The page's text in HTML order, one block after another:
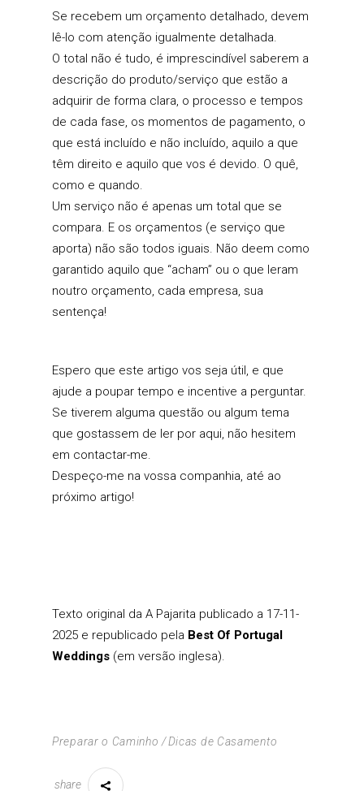
Se recebem um orçamento detalhado, devem
lê-lo com atenção igualmente detalhada.
O total não é tudo, é imprescindível saberem a
descrição do produto/serviço que estão a
adquirir de forma clara, o processo e tempos
de cada fase, os momentos de pagamento, o
que está incluído e não incluído, aquilo a que
têm direito e aquilo que vos é devido. O quê,
como e quando.
Um serviço não é apenas um total que se
compara. E os orçamentos (e serviço que
aporta) não são todos iguais. Não deem como
garantido aquilo que “acham” ou o que leram
noutro orçamento, cada empresa, sua
sentença!
Espero que este artigo vos seja útil, e que
ajude a poupar tempo e incentive a perguntar.
Se tiverem alguma questão ou algum tema
que gostassem de ler por aqui, não hesitem
em contactar-me.
Despeço-me na vossa companhia, até ao
próximo artigo!
Texto original da A Pajarita publicado a 17-11-
2025 e republicado pela Best Of Portugal
Weddings (em versão inglesa).
Preparar o Caminho Dicas de Casamento
share